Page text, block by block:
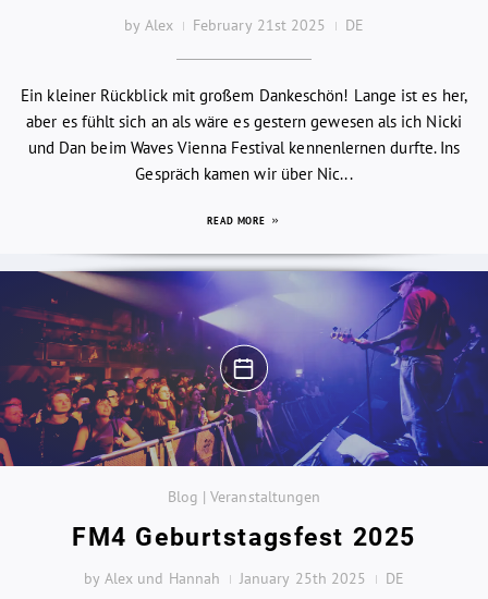
by Alex February 21st 2025 DE
Ein kleiner Rückblick mit großem Dankeschön! Lange ist es her,
aber es fühlt sich an als wäre es gestern gewesen als ich Nicki
und Dan beim Waves Vienna Festival kennenlernen durfte. Ins
Gespräch kamen wir über Nic...
READ MORE
Blog | Veranstaltungen
FM4 Geburtstagsfest 2025
by Alex und Hannah January 25th 2025 DE